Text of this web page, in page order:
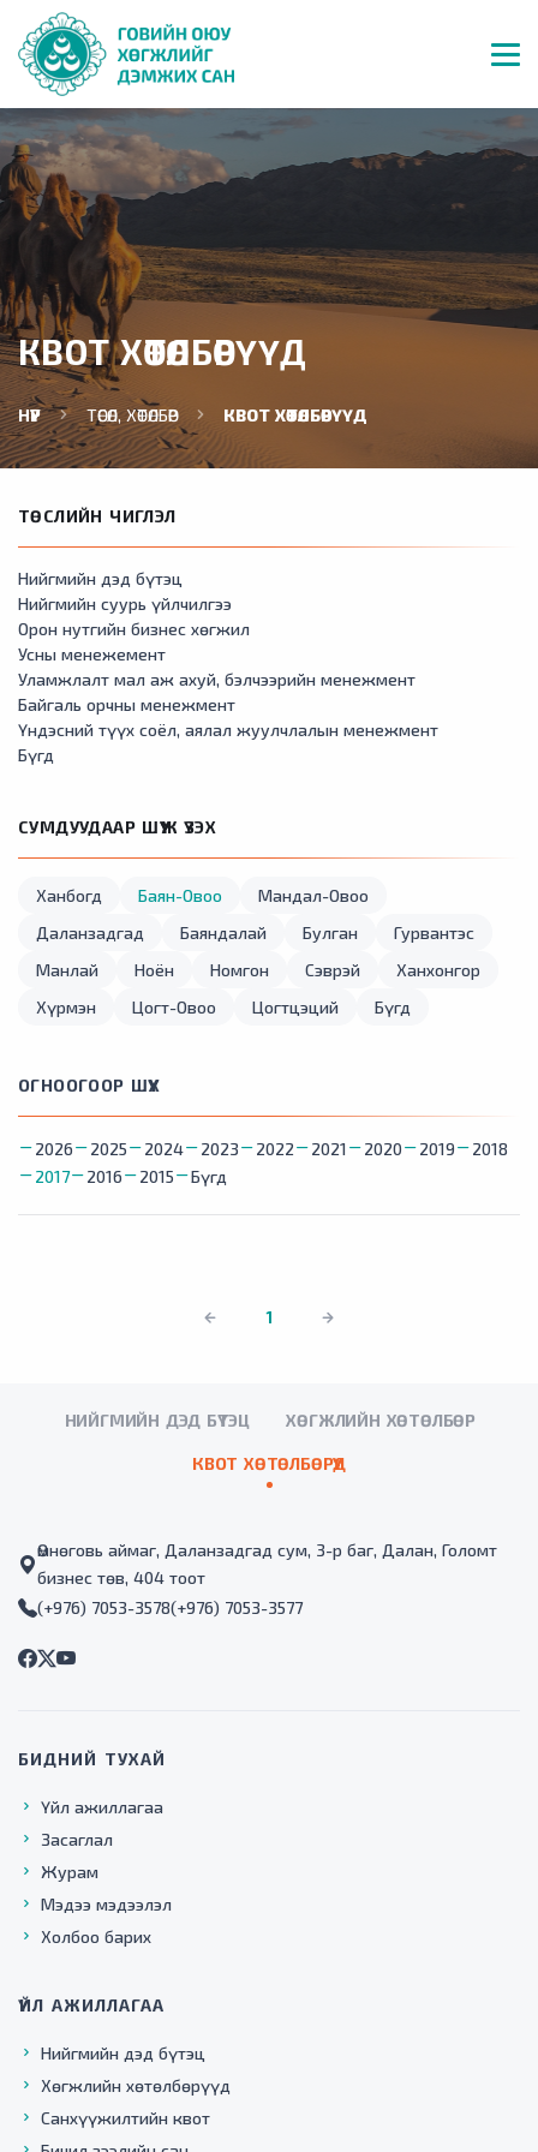
КВОТ ХӨТӨЛБӨРҮҮД
НҮҮР ТӨСӨЛ, ХӨТӨЛБӨР КВОТ ХӨТӨЛБӨРҮҮД
ТӨСЛИЙН ЧИГЛЭЛ
Нийгмийн дэд бүтэц
Нийгмийн суурь үйлчилгээ
Орон нутгийн бизнес хөгжил
Усны менежемент
Уламжлалт мал аж ахуй, бэлчээрийн менежмент
Байгаль орчны менежмент
Үндэсний түүх соёл, аялал жуулчлалын менежмент
Бүгд
СУМДУУДААР ШҮҮЖ ҮЗЭХ
Ханбогд Баян-Овоо
Мандал-Овоо
Даланзадгад
Баяндалай Булган
Гурвантэс
Манлай
Ноён Номгон Сэврэй
Ханхонгор
Хүрмэн
Цогт-Овоо Цогтцэций Бүгд
ОГНООГООР ШҮҮХ
2026 2025 2024 2023 2022 2021 2020 2019
2018
2017
2016 2015 Бүгд
1
НИЙГМИЙН ДЭД БҮТЭЦ ХӨГЖЛИЙН ХӨТӨЛБӨР
КВОТ ХӨТӨЛБӨРҮҮД
Өмнөговь аймаг, Даланзадгад сум, 3-р баг, Далан, Голомт
бизнес төв, 404 тоот
(+976) 7053-3578(+976) 7053-3577
БИДНИЙ ТУХАЙ
Үйл ажиллагаа
Засаглал
Журам
Мэдээ мэдээлэл
Холбоо барих
ҮЙЛ АЖИЛЛАГАА
Нийгмийн дэд бүтэц
Хөгжлийн хөтөлбөрүүд
Санхүүжилтийн квот